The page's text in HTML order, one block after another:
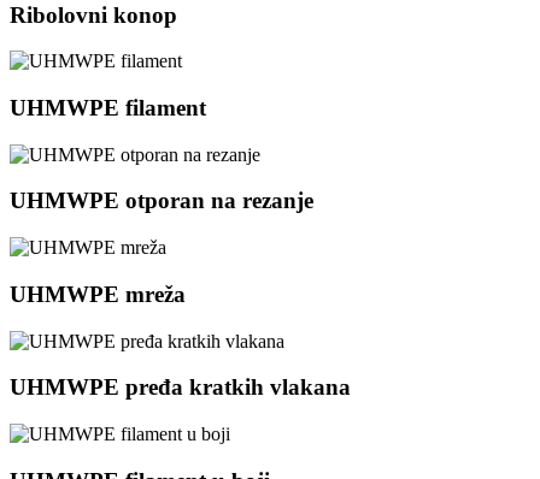
Ribolovni konop
UHMWPE filament
UHMWPE otporan na rezanje
UHMWPE mreža
UHMWPE pređa kratkih vlakana